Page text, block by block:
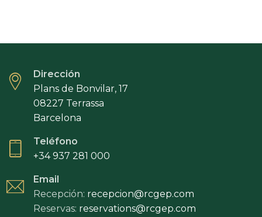
Dirección
Plans de Bonvilar, 17
08227 Terrassa
Barcelona
Teléfono
+34 937 281 000
Email
Recepción: recepcion@rcgep.com
Reservas: reservations@rcgep.com